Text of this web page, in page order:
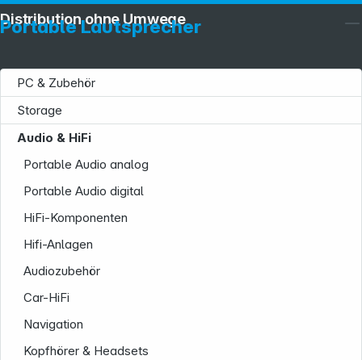
Portable Lautsprecher
PC & Zubehör
Storage
Audio & HiFi
Portable Audio analog
Portable Audio digital
HiFi-Komponenten
Hifi-Anlagen
Audiozubehör
Car-HiFi
Navigation
Kopfhörer & Headsets
Distribution ohne Umwege